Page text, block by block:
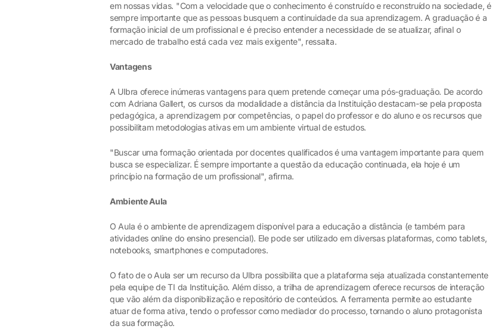
em nossas vidas. "Com a velocidade que o conhecimento é construído e reconstruído na sociedade, é
sempre importante que as pessoas busquem a continuidade da sua aprendizagem. A graduação é a
formação inicial de um profissional e é preciso entender a necessidade de se atualizar, afinal o
mercado de trabalho está cada vez mais exigente", ressalta.
Vantagens
A Ulbra oferece inúmeras vantagens para quem pretende começar uma pós-graduação. De acordo
com Adriana Gallert, os cursos da modalidade a distância da Instituição destacam-se pela proposta
pedagógica, a aprendizagem por competências, o papel do professor e do aluno e os recursos que
possibilitam metodologias ativas em um ambiente virtual de estudos.
"Buscar uma formação orientada por docentes qualificados é uma vantagem importante para quem
busca se especializar. É sempre importante a questão da educação continuada, ela hoje é um
princípio na formação de um profissional", afirma.
Ambiente Aula
O Aula é o ambiente de aprendizagem disponível para a educação a distância (e também para
atividades online do ensino presencial). Ele pode ser utilizado em diversas plataformas, como tablets,
notebooks, smartphones e computadores.
O fato de o Aula ser um recurso da Ulbra possibilita que a plataforma seja atualizada constantemente
pela equipe de TI da Instituição. Além disso, a trilha de aprendizagem oferece recursos de interação
que vão além da disponibilização e repositório de conteúdos. A ferramenta permite ao estudante
atuar de forma ativa, tendo o professor como mediador do processo, tornando o aluno protagonista
da sua formação.